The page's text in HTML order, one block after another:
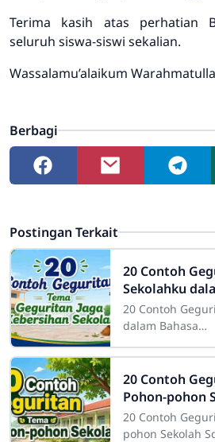
Terima kasih atas perhatian
seluruh siswa-siswi sekalian.
Wassalamu’alaikum
Berbagi
Postingan Terkait
20 Contoh
Sekolahku
20 Contoh
dalam Bahasa
adalah salah
dalam budaya
20 Contoh
Pohon-pohon
20 Contoh
pohon Sekolah